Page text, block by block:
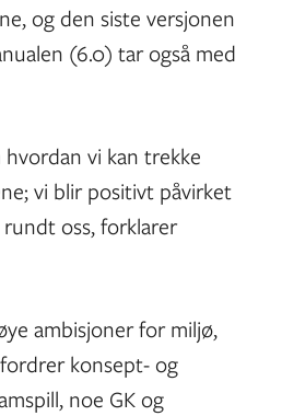
og den siste versjonen
(6.0) tar også med
vi kan trekke
vi blir positivt påvirket
oss, forklarer
ambisjoner for miljø,
konsept- og
noe GK og